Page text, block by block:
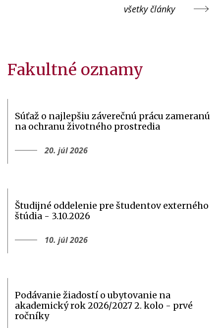
všetky články
Fakultné oznamy
Súťaž o najlepšiu záverečnú prácu zameranú
na ochranu životného prostredia
20. júl 2026
Študijné oddelenie pre študentov externého
štúdia - 3.10.2026
10. júl 2026
Podávanie žiadostí o ubytovanie na
akademický rok 2026/2027 2. kolo - prvé
ročníky